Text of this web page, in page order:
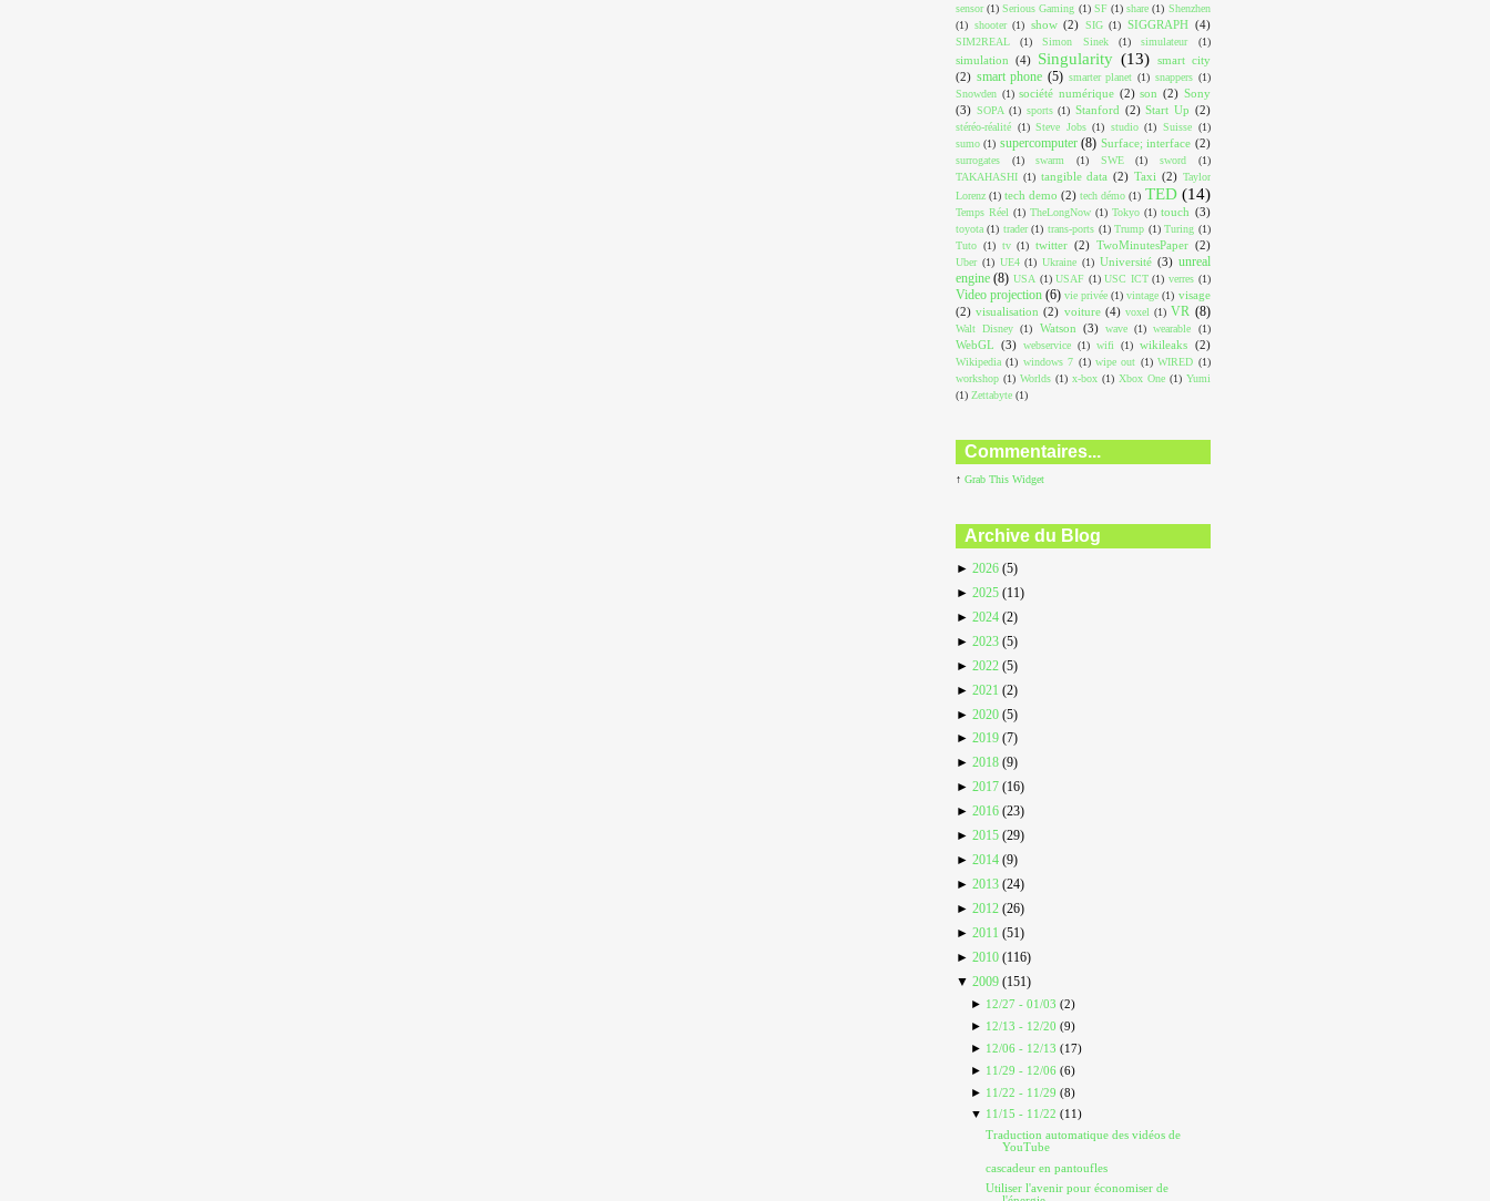
sensor (1) Serious Gaming (1) SF (1) share (1) Shenzhen
(1) shooter (1) show (2) SIG (1) SIGGRAPH (4)
SIM2REAL (1) Simon Sinek (1) simulateur (1)
simulation (4) Singularity (13)
smart city
(2) smart phone (5) smarter planet (1) snappers (1)
Snowden (1) société numérique (2) son (2) Sony
(3) SOPA (1) sports (1) Stanford (2) Start Up (2)
stéréo-réalité (1) Steve Jobs (1) studio (1) Suisse (1)
sumo (1) supercomputer (8) Surface; interface (2)
surrogates (1) swarm (1) SWE (1) sword
(1)
TAKAHASHI (1) tangible data (2) Taxi (2) Taylor
Lorenz (1) tech demo (2) tech démo (1) TED (14)
Temps Réel (1) TheLongNow (1) Tokyo (1) touch (3)
toyota (1) trader (1) trans-ports (1) Trump (1) Turing (1)
Tuto (1) tv (1) twitter (2) TwoMinutesPaper (2)
Uber (1) UE4 (1) Ukraine (1) Université (3) unreal
engine (8) USA (1) USAF (1) USC ICT (1) verres (1)
Video projection (6) vie privée (1) vintage (1) visage
(2) visualisation (2) voiture (4) voxel (1) VR (8)
Walt Disney (1) Watson (3) wave (1) wearable (1)
WebGL (3) webservice (1) wifi (1) wikileaks (2)
Wikipedia (1) windows 7 (1) wipe out (1) WIRED (1)
workshop (1) Worlds (1) x-box (1) Xbox One (1) Yumi
(1) Zettabyte (1)
Commentaires...
↑ Grab This Widget
Archive du Blog
► 2026 (5)
► 2025 (11)
► 2024 (2)
► 2023 (5)
► 2022 (5)
► 2021 (2)
► 2020 (5)
► 2019 (7)
► 2018 (9)
► 2017 (16)
► 2016 (23)
► 2015 (29)
► 2014 (9)
► 2013 (24)
► 2012 (26)
► 2011 (51)
► 2010 (116)
▼ 2009 (151)
► 12/27 - 01/03(2)
► 12/13 - 12/20(9)
► 12/06 - 12/13(17)
► 11/29 - 12/06(6)
► 11/22 - 11/29(8)
▼ 11/15 - 11/22(11)
Traduction automatique des vidéos de
YouTube
cascadeur en pantoufles
Utiliser l'avenir pour économiser de